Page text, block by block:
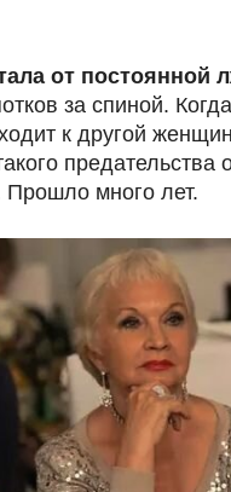
от постоянной
за спиной.
к другой
предательства
Прошло много лет.